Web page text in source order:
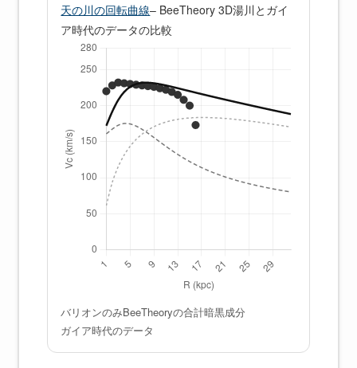
天の川の回転曲線– BeeTheory 3D湯川とガイ
ア時代のデータの比較
バリオンのみBeeTheoryの合計暗黒成分
ガイア時代のデータ